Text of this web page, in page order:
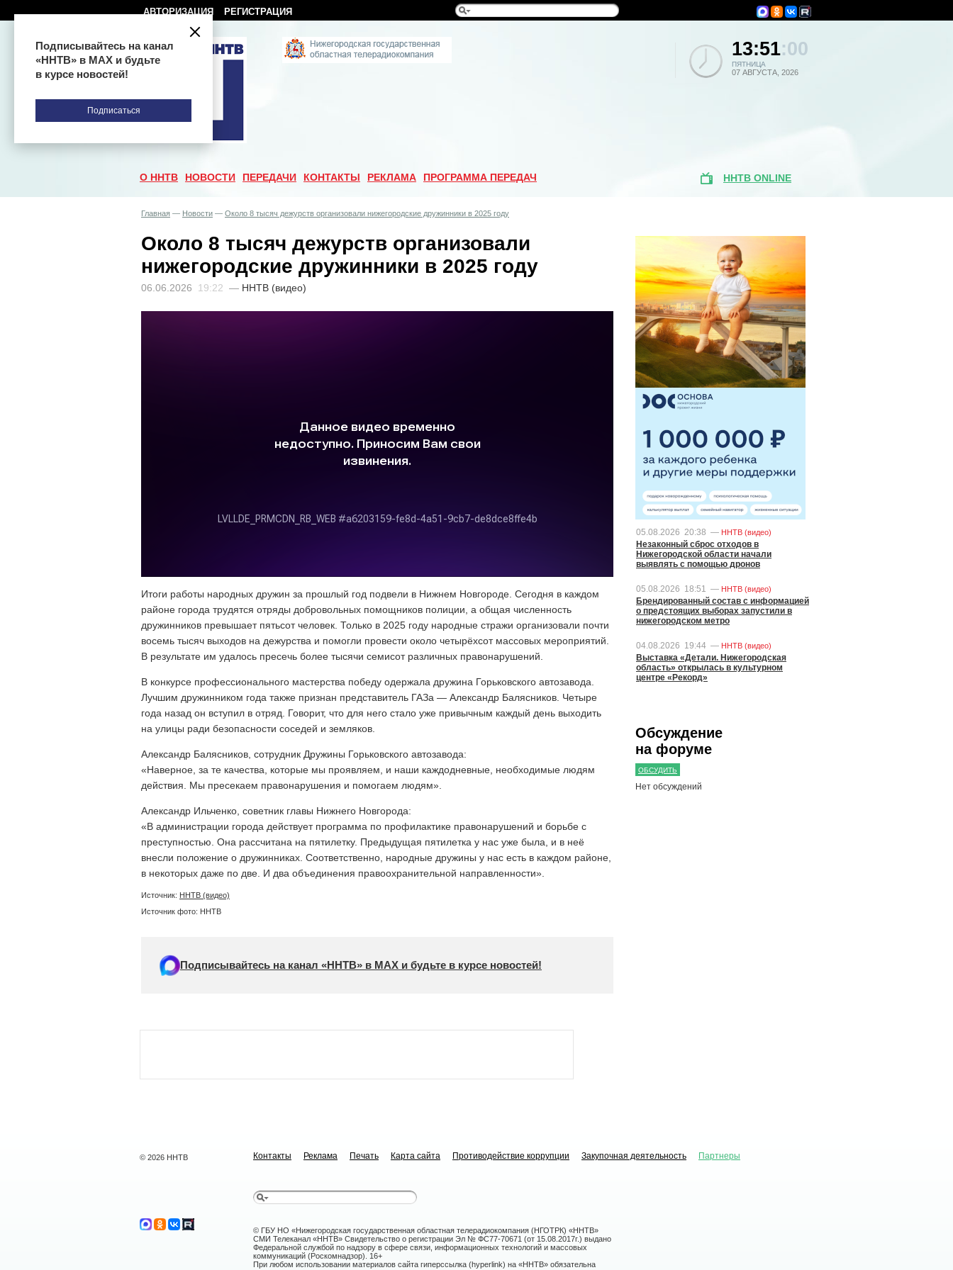
АВТОРИЗАЦИЯ РЕГИСТРАЦИЯ
13:51:00
ПЯТНИЦА
07 АВГУСТА, 2026
О ННТВ НОВОСТИ ПЕРЕДАЧИ КОНТАКТЫ РЕКЛАМА ПРОГРАММА ПЕРЕДАЧ ННТВ ONLINE
Главная — Новости — Около 8 тысяч дежурств организовали нижегородские дружинники в 2025 году
Около 8 тысяч дежурств организовали
нижегородские дружинники в 2025 году
06.06.2026 19:22 — ННТВ (видео)
Итоги работы народных дружин за прошлый год подвели в Нижнем Новгороде. Сегодня в каждом
районе города трудятся отряды добровольных помощников полиции, а общая численность
дружинников превышает пятьсот человек. Только в 2025 году народные стражи организовали почти
восемь тысяч выходов на дежурства и помогли провести около четырёхсот массовых мероприятий.
В результате им удалось пресечь более тысячи семисот различных правонарушений.
В конкурсе профессионального мастерства победу одержала дружина Горьковского автозавода.
Лучшим дружинником года также признан представитель ГАЗа — Александр Балясников. Четыре
года назад он вступил в отряд. Говорит, что для него стало уже привычным каждый день выходить
на улицы ради безопасности соседей и земляков.
Александр Балясников, сотрудник Дружины Горьковского автозавода:
«Наверное, за те качества, которые мы проявляем, и наши каждодневные, необходимые людям
действия. Мы пресекаем правонарушения и помогаем людям».
Александр Ильченко, советник главы Нижнего Новгорода:
«В администрации города действует программа по профилактике правонарушений и борьбе с
преступностью. Она рассчитана на пятилетку. Предыдущая пятилетка у нас уже была, и в неё
внесли положение о дружинниках. Соответственно, народные дружины у нас есть в каждом районе,
в некоторых даже по две. И два объединения правоохранительной направленности».
Источник: ННТВ (видео)
Источник фото: ННТВ
Подписывайтесь на канал «ННТВ» в МАХ и будьте в курсе новостей!
05.08.2026 20:38 — ННТВ (видео)
Незаконный сброс отходов в
Нижегородской области начали
выявлять с помощью дронов
05.08.2026 18:51 — ННТВ (видео)
Брендированный состав с информацией
о предстоящих выборах запустили в
нижегородском метро
04.08.2026 19:44 — ННТВ (видео)
Выставка «Детали. Нижегородская
область» открылась в культурном
центре «Рекорд»
Обсуждение
на форуме
ОБСУДИТЬ
Нет обсуждений
© 2026 ННТВ Контакты Реклама Печать Карта сайта Противодействие коррупции Закупочная деятельность Партнеры
© ГБУ НО «Нижегородская государственная областная телерадиокомпания (НГОТРК) «ННТВ»
СМИ Телеканал «ННТВ» Свидетельство о регистрации Эл № ФС77-70671 (от 15.08.2017г.) выдано
Федеральной службой по надзору в сфере связи, информационных технологий и массовых
коммуникаций (Роскомнадзор). 16+
При любом использовании материалов сайта гиперссылка (hyperlink) на «ННТВ» обязательна
Подписывайтесь на канал
«ННТВ» в МАХ и будьте
в курсе новостей!
Подписаться